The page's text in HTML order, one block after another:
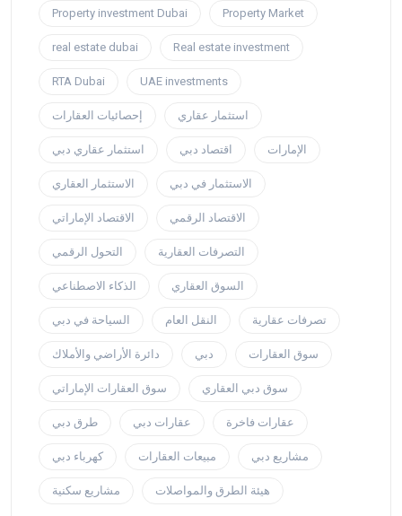
Property investment Dubai Property Market
real estate dubai Real estate investment
RTA Dubai UAE investments
إحصائيات العقارات استثمار عقاري
استثمار عقاري دبي اقتصاد دبي الإمارات
الاستثمار العقاري الاستثمار في دبي
الاقتصاد الإماراتي الاقتصاد الرقمي
التحول الرقمي التصرفات العقارية
الذكاء الاصطناعي السوق العقاري
السياحة في دبي النقل العام تصرفات عقارية
دائرة الأراضي والأملاك دبي سوق العقارات
سوق العقارات الإماراتي سوق دبي العقاري
طرق دبي عقارات دبي عقارات فاخرة
كهرباء دبي مبيعات العقارات مشاريع دبي
مشاريع سكنية هيئة الطرق والمواصلات